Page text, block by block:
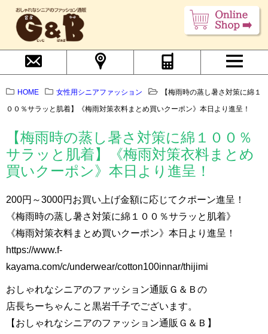
HOME 女性用シニアファッション
【梅雨時の蒸し暑さ対策に綿１
００％サラッと肌着】《梅雨対策衣料まとめ買いクーポン》本日より進呈！
【梅雨時の蒸し暑さ対策に綿１００％
サラッと肌着】《梅雨対策衣料まとめ
買いクーポン》本日より進呈！
200円～3000円お買い上げ金額に応じてクポーン進呈！
《梅雨時の蒸し暑さ対策に綿１００％サラッと肌着》
《梅雨対策衣料まとめ買いクーポン》本日より進呈！
https://www.f-
kayama.com/c/underwear/cotton100innar/thijimi
おしゃれなシニアのファッション通販Ｇ＆Ｂの
店長ちーちゃんこと黒岩千子でございます。
【おしゃれなシニアのファッション通販Ｇ＆Ｂ】